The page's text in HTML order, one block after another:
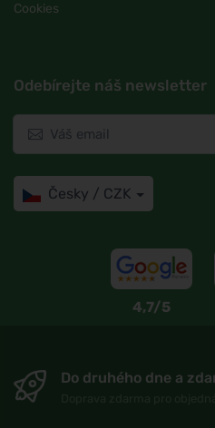
Cookies
Odebírejte náš newsletter
Česky / CZK
4,7/5
Do druhého dne a